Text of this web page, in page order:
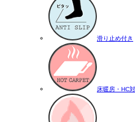
滑り止め付き
床暖房・HC